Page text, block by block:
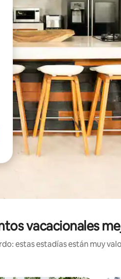
teclas de flecha hacia arriba y
vacacionales
estas estadías están muy